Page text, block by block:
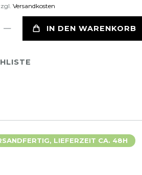
Versandkosten
IN DEN WARENKORB
LIEFERZEIT CA. 48H